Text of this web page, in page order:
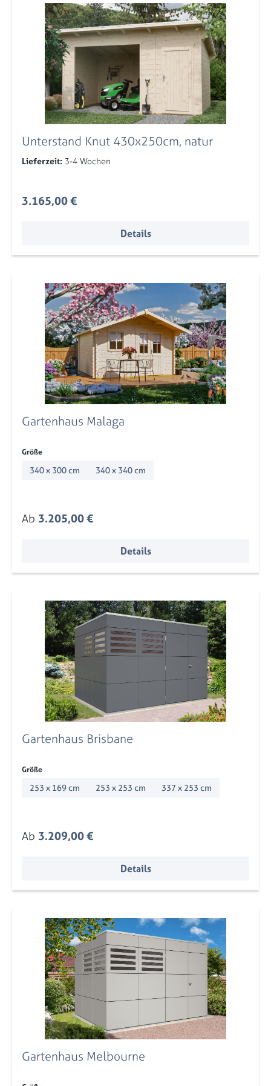
Unterstand Knut 430x250cm, natur
Lieferzeit: 3-4 Wochen
Regulärer Preis:
3.165,00 €
Details
Gartenhaus Malaga
Größeauswählen
340 x 300 cm 340 x 340 cm
Regulärer Preis:
Ab 3.205,00 €
Details
Gartenhaus Brisbane
Größeauswählen
253 x 169 cm 253 x 253 cm 337 x 253 cm
Regulärer Preis:
Ab 3.209,00 €
Details
Gartenhaus Melbourne